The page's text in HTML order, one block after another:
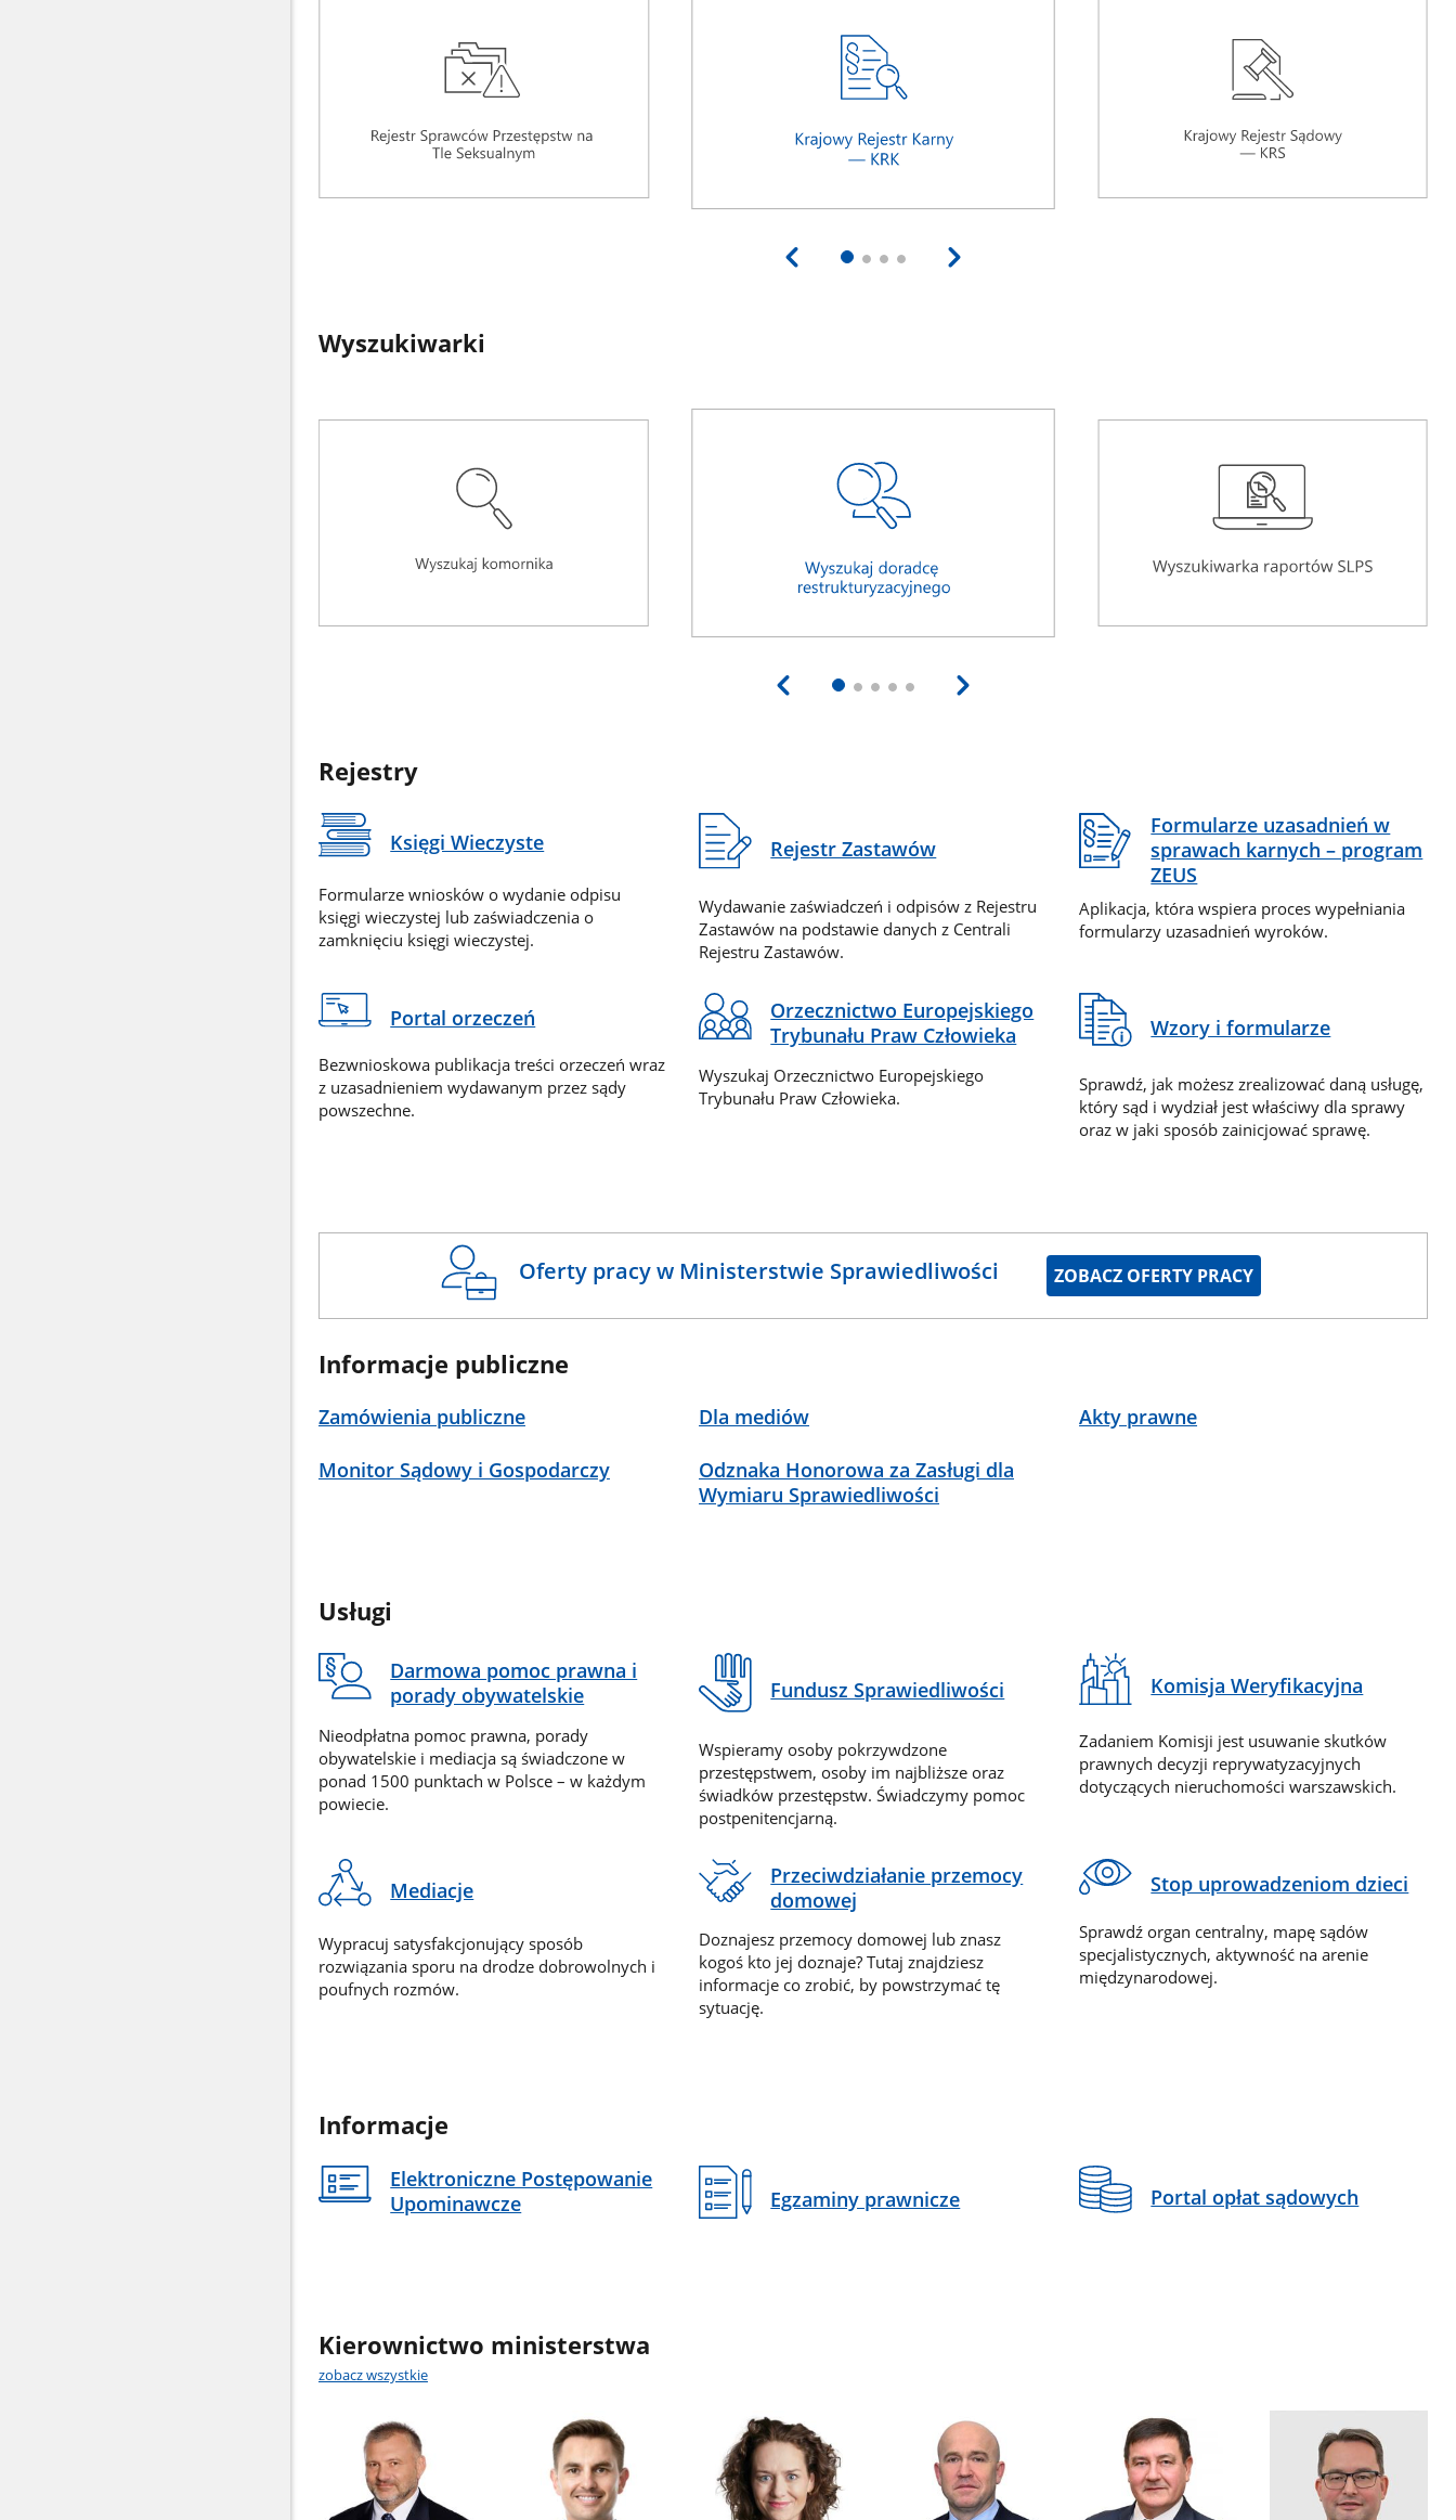
Wyszukiwarki
Rejestry
Księgi Wieczyste
Formularze wniosków o wydanie odpisu
księgi wieczystej lub zaświadczenia o
zamknięciu księgi wieczystej.
Rejestr Zastawów
Wydawanie zaświadczeń i odpisów z Rejestru
Zastawów na podstawie danych z Centrali
Rejestru Zastawów.
Formularze uzasadnień w
sprawach karnych – program
ZEUS
Aplikacja, która wspiera proces wypełniania
formularzy uzasadnień wyroków.
Portal orzeczeń
Bezwnioskowa publikacja treści orzeczeń wraz
z uzasadnieniem wydawanym przez sądy
powszechne.
Orzecznictwo Europejskiego
Trybunału Praw Człowieka
Wyszukaj Orzecznictwo Europejskiego
Trybunału Praw Człowieka.
Wzory i formularze
Sprawdź, jak możesz zrealizować daną usługę,
który sąd i wydział jest właściwy dla sprawy
oraz w jaki sposób zainicjować sprawę.
Oferty pracy w Ministerstwie Sprawiedliwości ZOBACZ OFERTY PRACY
Informacje publiczne
Zamówienia publiczne Dla mediów Akty prawne
Monitor Sądowy i Gospodarczy
Odznaka Honorowa za Zasługi dla
Wymiaru Sprawiedliwości
Usługi
Darmowa pomoc prawna i
porady obywatelskie
Nieodpłatna pomoc prawna, porady
obywatelskie i mediacja są świadczone w
ponad 1500 punktach w Polsce – w każdym
powiecie.
Fundusz Sprawiedliwości
Wspieramy osoby pokrzywdzone
przestępstwem, osoby im najbliższe oraz
świadków przestępstw. Świadczymy pomoc
postpenitencjarną.
Komisja Weryfikacyjna
Zadaniem Komisji jest usuwanie skutków
prawnych decyzji reprywatyzacyjnych
dotyczących nieruchomości warszawskich.
Mediacje
Wypracuj satysfakcjonujący sposób
rozwiązania sporu na drodze dobrowolnych i
poufnych rozmów.
Przeciwdziałanie przemocy
domowej
Doznajesz przemocy domowej lub znasz
kogoś kto jej doznaje? Tutaj znajdziesz
informacje co zrobić, by powstrzymać tę
sytuację.
Stop uprowadzeniom dzieci
Sprawdź organ centralny, mapę sądów
specjalistycznych, aktywność na arenie
międzynarodowej.
Informacje
Elektroniczne Postępowanie
Upominawcze
Egzaminy prawnicze Portal opłat sądowych
Kierownictwo ministerstwa
zobacz wszystkie